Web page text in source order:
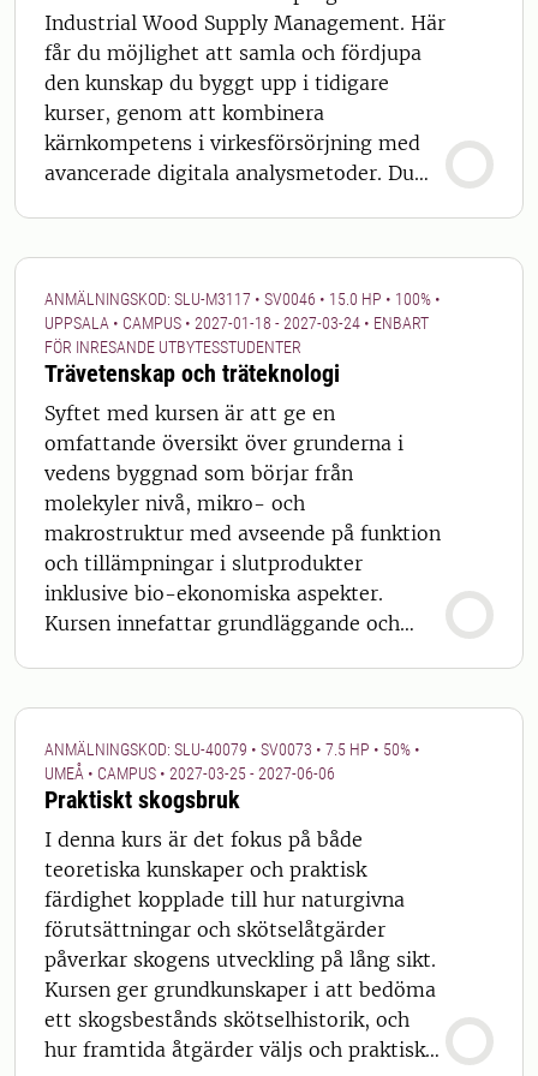
kommer att delta i obligatoriska övningar
och seminarier under hela kursen för
utökat lärande.
Industrial Wood Supply Management. Här
får du möjlighet att samla och fördjupa
den kunskap du byggt upp i tidigare
kurser, genom att kombinera
kärnkompetens i virkesförsörjning med
avancerade digitala analysmetoder. Du
helheter där råvarutillgång, industriella
behov, hållbarhet och konkurrenskraft
samspelar. Med hjälp av
framtidsscenarier och modellering
analyserar du hur tillgången på virke kan
utvecklas över tid, och hur osäkerheter
som klimatförändringar,
policyförändringar och
marknadsutveckling påverkar industrins
försörjningssäkerhet. Kursen fungerar
som programmets capstonekurs och är
starkt tillämpad. I avancerade fallstudier
använder du digitala verktyg och
befintliga och nya industrier. Du tränar på
att fatta strategiska beslut under
osäkerhet och att bedöma långsiktig
hållbarhet och konkurrenskraft. Samtidigt
stärker du din förmåga till kritiskt
tänkande, problemlösning, samarbete
och professionell kommunikation. Kursen
ger dig därmed ett analytiskt och
systemorienterat helhetsperspektiv – och
en stabil grund för ditt kommande
mastersarbete och för kvalificerade roller
inom skogsindustrins råvaruförsörjning.
ANMÄLNINGSKOD: SLU-M3117 • SV0046 • 15.0 HP • 100% •
UPPSALA • CAMPUS • 2027-01-18 - 2027-03-24 • ENBART
FÖR INRESANDE UTBYTESSTUDENTER
Trävetenskap och träteknologi
Syftet med kursen är att ge en
omfattande översikt över grunderna i
vedens byggnad som börjar från
molekyler nivå, mikro- och
makrostruktur med avseende på funktion
och tillämpningar i slutprodukter
inklusive bio-ekonomiska aspekter.
Kursen innefattar grundläggande och
hållbarhet och nedbrytning, skydd,
behandling och testning. Aspekter av
biomaterial modifiering och industriell
processteknik t ex. sågverk, massa- och
papperstillverkning, bio-komposit
material, bioraffinaderier och framtida
potential för lignocellulosa i avancerade
material kommer också att diskuteras.
Det övergripande målet för kursen är att
ge studenterna en fördjupad kunskap om
trä och lignocellulosa som råvara för
konventionella och moderna teknologiska
ANMÄLNINGSKOD: SLU-40079 • SV0073 • 7.5 HP • 50% •
UMEÅ • CAMPUS • 2027-03-25 - 2027-06-06
Praktiskt skogsbruk
I denna kurs är det fokus på både
teoretiska kunskaper och praktisk
färdighet kopplade till hur naturgivna
förutsättningar och skötselåtgärder
påverkar skogens utveckling på lång sikt.
Kursen ger grundkunskaper i att bedöma
ett skogsbestånds skötselhistorik, och
hur framtida åtgärder väljs och praktiskt